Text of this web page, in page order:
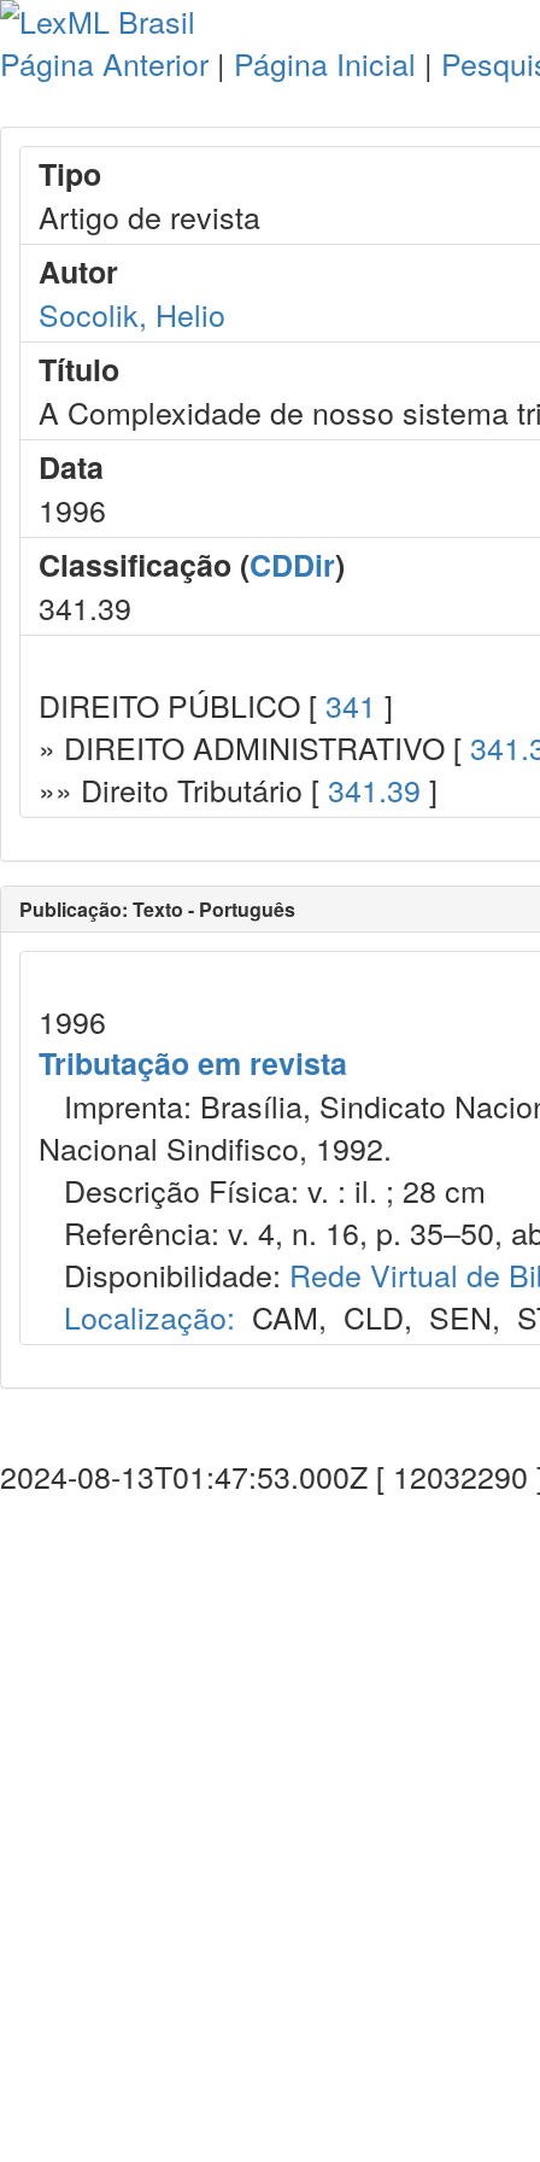
Página Anterior | Página Inicial |
Tipo
Artigo de revista
Autor
Socolik, Helio
Título
A Complexidade de nosso sistema
Data
1996
Classificação (CDDir)
341.39
DIREITO PÚBLICO [ 341 ]
» DIREITO ADMINISTRATIVO [
»» Direito Tributário [ 341.39 ]
Publicação: Texto - Português
1996
Tributação em revista
Imprenta: Brasília, Sindicato
Nacional Sindifisco, 1992.
Descrição Física: v. : il. ; 28 cm
Referência: v. 4, n. 16, p. 35–50,
Disponibilidade: Rede Virtual de
Localização: CAM, CLD, SEN,
2024-08-13T01:47:53.000Z [ 12032290